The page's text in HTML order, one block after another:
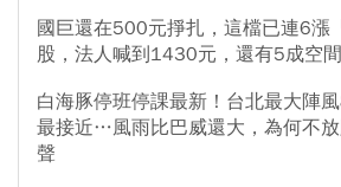
國巨還在500元掙扎，這檔已連6漲
股，法人喊到1430元，還有5成空間
白海豚停班停課最新！台北最大陣
最接近…風雨比巴威還大，為何不
聲